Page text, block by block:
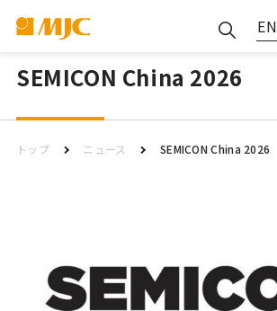
EN
SEMICON China 2026
トップ ニュース SEMICON China 2026